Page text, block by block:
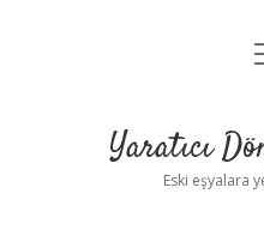
Yaratıcı
Eski eşyalara